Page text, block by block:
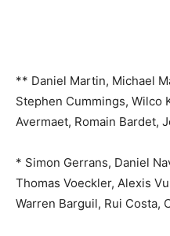
** Daniel Martin, Michael
Stephen Cummings, Wilco
Avermaet, Romain Bardet,
* Simon Gerrans, Daniel
Thomas Voeckler, Alexis
Warren Barguil, Rui Costa,